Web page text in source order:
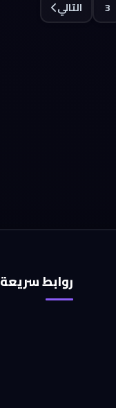
3 التالي
روابط سريعة